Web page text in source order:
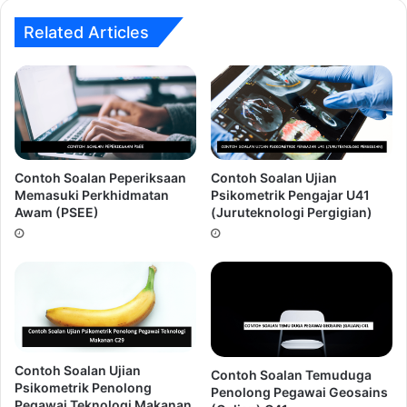
sewaktu hadir ke sesi temuduga.
5. Over Confident! Terlalu yakin!.Kesilapan ini sering
dilakukan oleh calon-calon yang mempunyai keputusan
akademik yang cemerlang.
Ingin Dapatkan Rujukan Temuduga
Pembantu Pertahanan Awam KP19
???
Related Articles
Contoh Soalan Peperiksaan
Memasuki Perkhidmatan
Awam (PSEE)
Contoh Soalan Ujian
Psikometrik Pengajar U41
(Juruteknologi Pergigian)
Contoh Soalan Ujian
Psikometrik Penolong
Contoh Soalan Temuduga
Penolong Pegawai Geosains